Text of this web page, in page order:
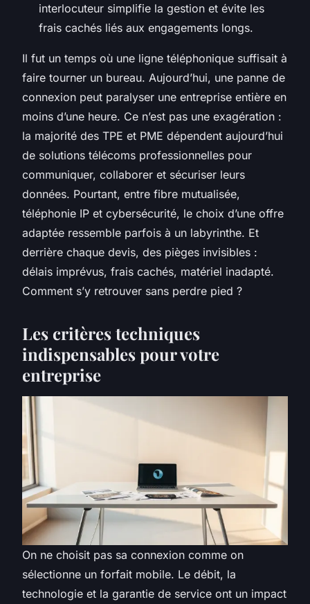
interlocuteur simplifie la gestion et évite les
frais cachés liés aux engagements longs.
Il fut un temps où une ligne téléphonique suffisait à
faire tourner un bureau. Aujourd’hui, une panne de
connexion peut paralyser une entreprise entière en
moins d’une heure. Ce n’est pas une exagération :
la majorité des TPE et PME dépendent aujourd’hui
de solutions télécoms professionnelles pour
communiquer, collaborer et sécuriser leurs
données. Pourtant, entre fibre mutualisée,
téléphonie IP et cybersécurité, le choix d’une offre
adaptée ressemble parfois à un labyrinthe. Et
derrière chaque devis, des pièges invisibles :
délais imprévus, frais cachés, matériel inadapté.
Comment s’y retrouver sans perdre pied ?
Les critères techniques
indispensables pour votre
entreprise
On ne choisit pas sa connexion comme on
sélectionne un forfait mobile. Le débit, la
technologie et la garantie de service ont un impact